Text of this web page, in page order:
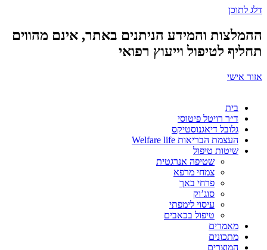
דלג לתוכן
ההמלצות והמידע הניתנים באתר, אינם מהווים
תחליף לטיפול וייעוץ רפואי
אזור אישי
בית
ד״ר רויטל פיטוסי
גלובל דיאגנוסטיקס
העצמת הבריאות Welfare life
שיטות טיפול
שטיפה אנרגטית
צמחי מרפא
פרחי באך
סוג’וק
עיסוי לימפתי
טיפול בכאבים
מאמרים
מתכונים
המוצרים